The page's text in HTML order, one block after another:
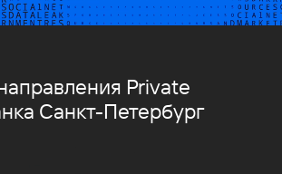
Private
Санкт-Петербург